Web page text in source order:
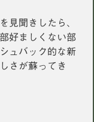
見聞きしたら、
好ましくない部
ュバック的な新
さが蘇ってき